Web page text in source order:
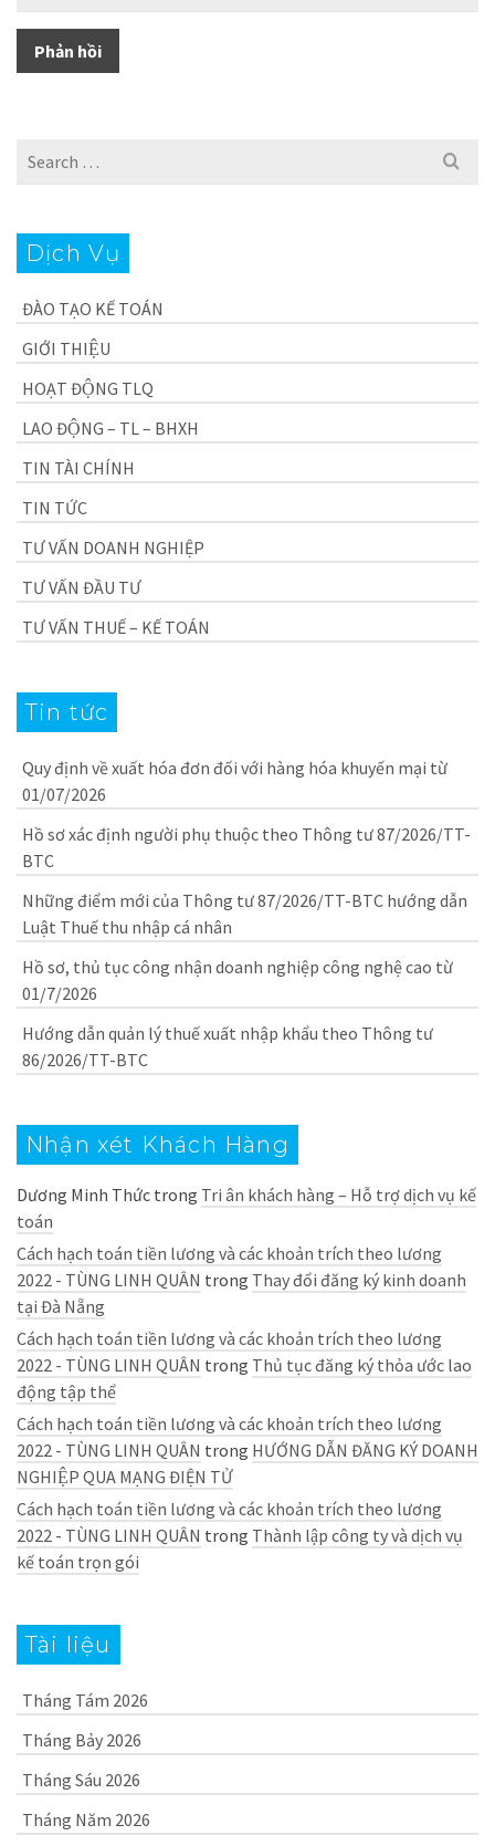
Search
Dịch Vụ
ĐÀO TẠO KẾ TOÁN
GIỚI THIỆU
HOẠT ĐỘNG TLQ
LAO ĐỘNG – TL – BHXH
TIN TÀI CHÍNH
TIN TỨC
TƯ VẤN DOANH NGHIỆP
TƯ VẤN ĐẦU TƯ
TƯ VẤN THUẾ – KẾ TOÁN
Tin tức
Quy định về xuất hóa đơn đối với hàng hóa khuyến mại từ
01/07/2026
Hồ sơ xác định người phụ thuộc theo Thông tư 87/2026/TT-
BTC
Những điểm mới của Thông tư 87/2026/TT-BTC hướng dẫn
Luật Thuế thu nhập cá nhân
Hồ sơ, thủ tục công nhận doanh nghiệp công nghệ cao từ
01/7/2026
Hướng dẫn quản lý thuế xuất nhập khẩu theo Thông tư
86/2026/TT-BTC
Nhận xét Khách Hàng
Dương Minh Thức trong Tri ân khách hàng – Hỗ trợ dịch vụ kế
toán
Cách hạch toán tiền lương và các khoản trích theo lương
2022 - TÙNG LINH QUÂN trong Thay đổi đăng ký kinh doanh
tại Đà Nẵng
Cách hạch toán tiền lương và các khoản trích theo lương
2022 - TÙNG LINH QUÂN trong Thủ tục đăng ký thỏa ước lao
động tập thể
Cách hạch toán tiền lương và các khoản trích theo lương
2022 - TÙNG LINH QUÂN trong HƯỚNG DẪN ĐĂNG KÝ DOANH
NGHIỆP QUA MẠNG ĐIỆN TỬ
Cách hạch toán tiền lương và các khoản trích theo lương
2022 - TÙNG LINH QUÂN trong Thành lập công ty và dịch vụ
kế toán trọn gói
Tài liệu
Tháng Tám 2026
Tháng Bảy 2026
Tháng Sáu 2026
Tháng Năm 2026